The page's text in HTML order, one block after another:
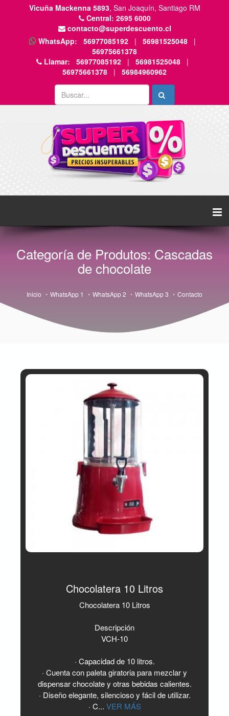
Vicuña Mackenna 5893, San Joaquín, Santiago RM
Central: 2695 6000
contacto@superdescuento.cl
WhatsApp:
56977085192 | 56981525048
|
56975661378
Llamar:
56977085192 | 56981525048
|
56975661378
| 56984960962
Categoría de Produtos: Cascadas
de chocolate
Inicio WhatsApp 1 WhatsApp 2 WhatsApp 3 Contacto
Chocolatera 10 Litros
Chocolatera 10 Litros
Descripción
VCH-10
· Capacidad de 10 litros.
· Cuenta con paleta giratoria para mezclar y
dispensar chocolate y otras bebidas calientes.
· Diseño elegante, silencioso y fácil de utilizar.
· C... VER MÁS